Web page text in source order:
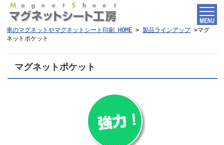
車のマグネットやマグネットシート印刷 HOME >製品ラインアップ>マグ
ネットポケット
マグネットポケット